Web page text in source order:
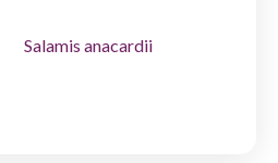
Salamis anacardii